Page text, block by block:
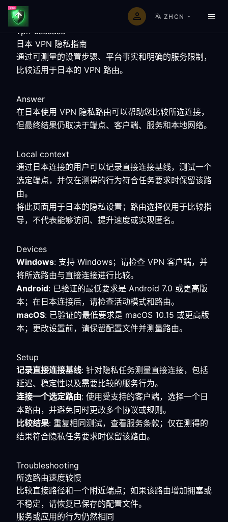
ZHCN
vpn-usecase
日本 VPN 隐私指南
通过可测量的设置步骤、平台事实和明确的服务限制，
比较适用于日本的 VPN 路由。
Answer
在日本使用 VPN 隐私路由可以帮助您比较所选连接，
但最终结果仍取决于端点、客户端、服务和本地网络。
Local context
通过日本连接的用户可以记录直接连接基线，测试一个
选定端点，并仅在测得的行为符合任务要求时保留该路
由。
将此页面用于日本的隐私设置；路由选择仅用于比较指
导，不代表能够访问、提升速度或实现匿名。
Devices
Windows: 支持 Windows；请检查 VPN 客户端，并
将所选路由与直接连接进行比较。
Android: 已验证的最低要求是 Android 7.0 或更高版
本；在日本连接后，请检查活动模式和路由。
macOS: 已验证的最低要求是 macOS 10.15 或更高版
本；更改设置前，请保留配置文件并测量路由。
Setup
记录直接连接基线: 针对隐私任务测量直接连接，包括
延迟、稳定性以及需要比较的服务行为。
连接一个选定路由: 使用受支持的客户端，选择一个日
本路由，并避免同时更改多个协议或规则。
比较结果: 重复相同测试，查看服务条款；仅在测得的
结果符合隐私任务要求时保留该路由。
Troubleshooting
所选路由速度较慢
比较直接路径和一个附近端点；如果该路由增加拥塞或
不稳定，请恢复已保存的配置文件。
服务或应用的行为仍然相同